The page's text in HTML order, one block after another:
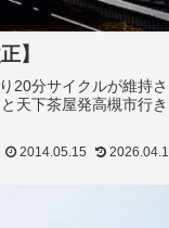
】
20分サイクルが維持さ
天下茶屋発高槻市行き
2014.05.15